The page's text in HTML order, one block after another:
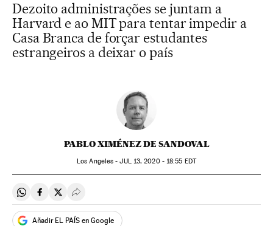
Dezoito administrações se juntam a
Harvard e ao MIT para tentar impedir a
Casa Branca de forçar estudantes
estrangeiros a deixar o país
PABLO XIMÉNEZ DE SANDOVAL
Los Angeles -JUL13, 2020 - 18:55 EDT
Compartir en Whatsapp
Compartir en Facebook
Compartir en Twitter
Desplegar Redes Sociales
Añadir EL PAÍS en Google